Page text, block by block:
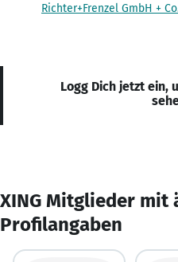
Richter+Frenzel GmbH +
Logg Dich jetzt ein,
XING Mitglieder mit
Profilangaben